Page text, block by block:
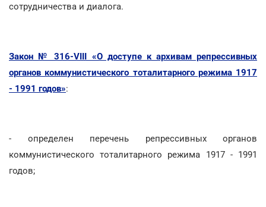
сотрудничества и диалога.
Закон № 316-VIII «О доступе к архивам репрессивных
органов коммунистического тоталитарного режима 1917
- 1991 годов»:
- определен перечень репрессивных органов
коммунистического тоталитарного режима 1917 - 1991
годов;